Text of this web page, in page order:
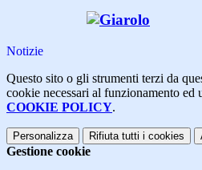
Notizie
Questo sito o gli strumenti terzi da
cookie necessari al funzionamento
COOKIE POLICY.
Personalizza Rifiuta tutti i cookies
Gestione cookie